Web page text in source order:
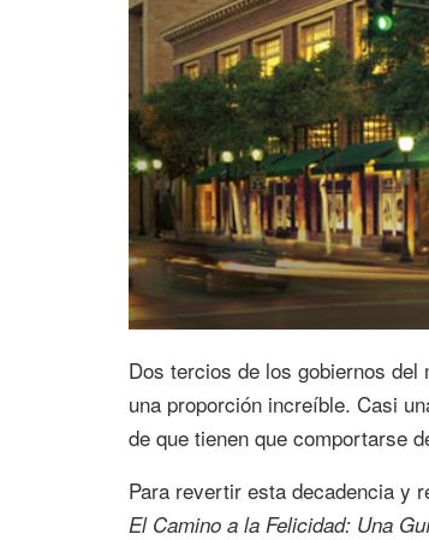
Dos tercios de los gobiernos
una proporción increíble. Casi
de que tienen que comportarse
Para revertir esta decadencia y
El Camino a la Felicidad: Una